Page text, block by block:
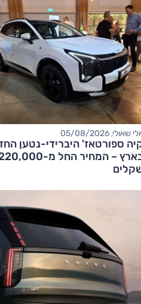
שאולי, 05/08/2026
ספורטאז' היברידי-נטען
בארץ – המחיר החל מ-